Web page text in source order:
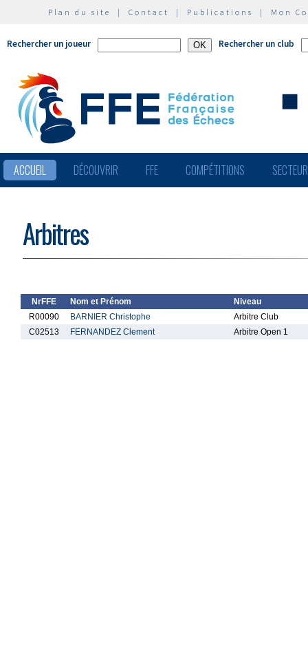
Plan du site | Contact | Publications | Mon
Rechercher un joueur Rechercher un club
ACCUEIL DÉCOUVRIR FFE COMPÉTITIONS
Arbitres
NrFFE Nom et Prénom
Niveau
R00090
BARNIER Christophe
Arbitre Club
C02513
FERNANDEZ Clement Arbitre Open 1